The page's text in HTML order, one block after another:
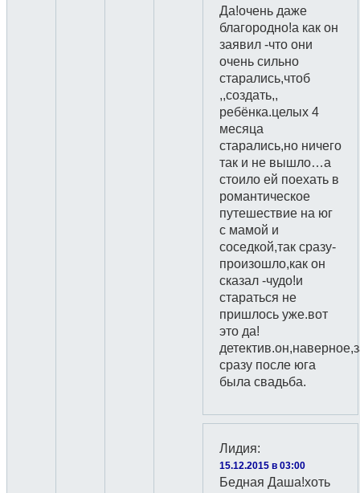
Да!очень даже
благородно!а как он
заявил -что они
очень сильно
старались,чтоб
,,создать,,
ребёнка.целых 4
месяца
старались,но ничего
так и не вышло…а
стоило ей поехать в
романтическое
путешествие на юг
с мамой и
соседкой,так сразу-
произошло,как он
сказал -чудо!и
стараться не
пришлось уже.вот
это да!
сразу после юга
была свадьба.
Лидия:
15.12.2015 в 03:00
Бедная Даша!хоть